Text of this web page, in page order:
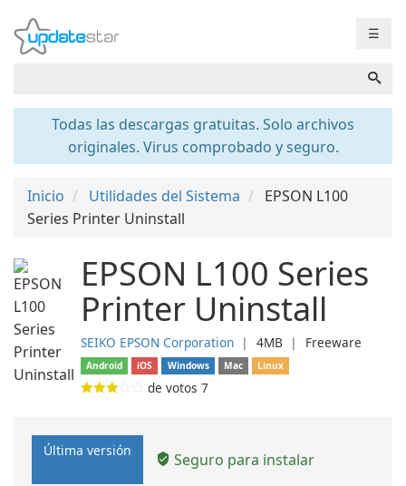
☰
Todas las descargas gratuitas. Solo archivos
originales. Virus comprobado y seguro.
Inicio Utilidades del Sistema
EPSON L100
Series Printer Uninstall
EPSON L100 Series
Printer Uninstall
SEIKO EPSON Corporation ❘ 4MB ❘ Freeware
Android iOS Windows Mac Linux
de votos 7
Última versión Seguro para instalar